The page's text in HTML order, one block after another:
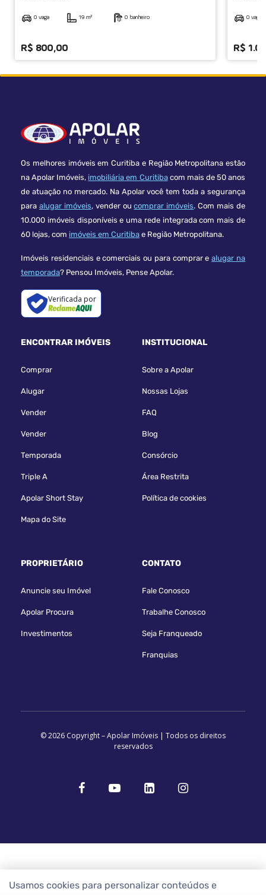
0 vaga 19 m² 0 banheiro
R$ 800,00
0 vaga
R$
Os melhores imóveis em Curitiba e Região Metropolitana estão
na Apolar Imóveis, imobiliária em Curitibacom mais de 50 anos
de atuação no mercado. Na Apolar você tem toda a segurança
para alugar imóveis, vender oucomprar imóveis. Com mais de
10.000 imóveis disponíveis e uma rede integrada com mais de
60 lojas, com imóveis em Curitiba e Região Metropolitana.
Imóveis residenciais e comerciais ou para comprar ealugar na
temporada? Pensou Imóveis, Pense Apolar.
Verificada por
ENCONTRAR IMÓVEIS
Comprar
Alugar
Vender
Vender
Temporada
Triple A
Apolar Short Stay
Mapa do Site
INSTITUCIONAL
Sobre a Apolar
Nossas Lojas
FAQ
Blog
Consórcio
Área Restrita
Política de cookies
PROPRIETÁRIO
Anuncie seu Imóvel
Apolar Procura
Investimentos
CONTATO
Fale Conosco
Trabalhe Conosco
Seja Franqueado
Franquias
© 2026 Copyright – Apolar Imóveis | Todos os direitos
reservados
Usamos cookies para personalizar conteúdos e